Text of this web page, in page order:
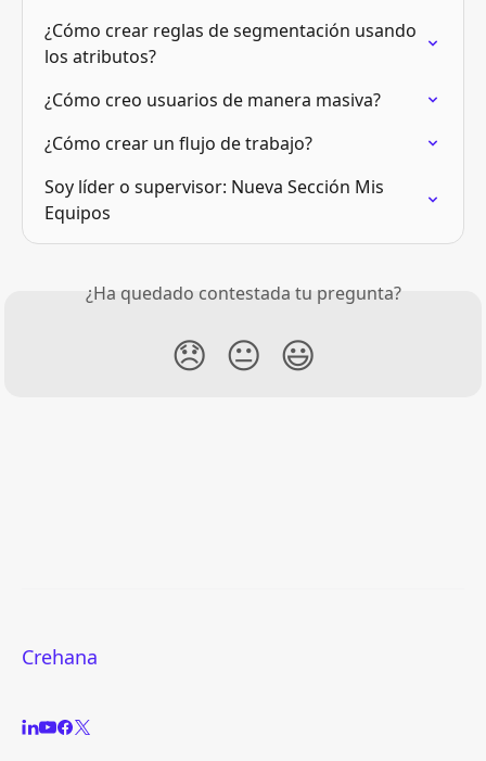
¿Cómo crear reglas de segmentación usando
los atributos?
¿Cómo creo usuarios de manera masiva?
¿Cómo crear un flujo de trabajo?
Soy líder o supervisor: Nueva Sección Mis
Equipos
¿Ha quedado contestada tu pregunta?
😞 😐 😃
Crehana